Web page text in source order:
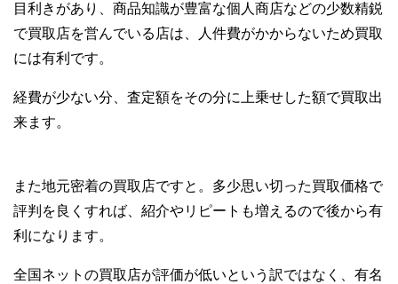
目利きがあり、商品知識が豊富な個人商店などの少数精鋭
で買取店を営んでいる店は、人件費がかからないため買取
には有利です。
経費が少ない分、査定額をその分に上乗せした額で買取出
来ます。
また地元密着の買取店ですと。多少思い切った買取価格で
評判を良くすれば、紹介やリピートも増えるので後から有
利になります。
全国ネットの買取店が評価が低いという訳ではなく、有名